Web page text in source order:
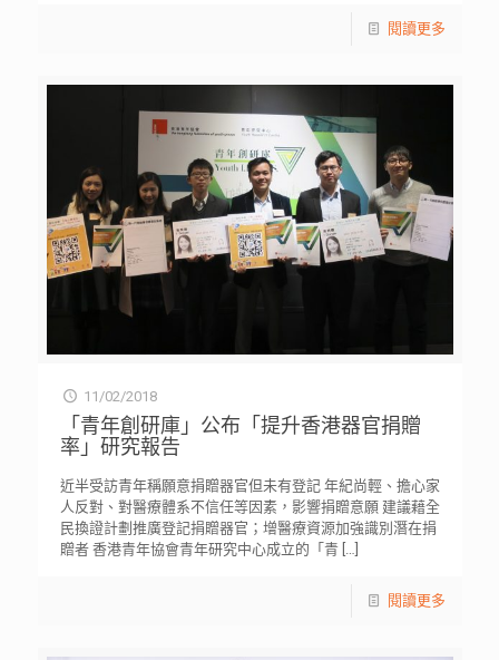
閱讀更多
11/02/2018
「青年創研庫」公布「提升香港器官捐贈
率」研究報告
近半受訪青年稱願意捐贈器官但未有登記 年紀尚輕、擔心家
人反對、對醫療體系不信任等因素，影響捐贈意願 建議藉全
民換證計劃推廣登記捐贈器官；增醫療資源加強識別潛在捐
贈者 香港青年協會青年研究中心成立的「青[…]
閱讀更多